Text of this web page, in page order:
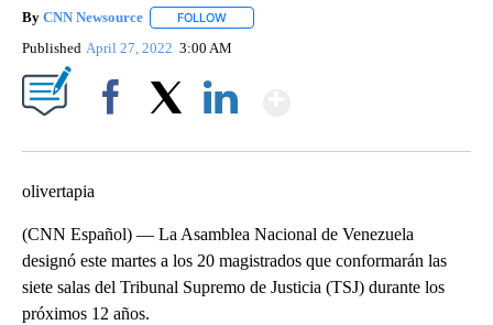
By CNN Newsource FOLLOW
Published April 27, 2022 3:00 AM
olivertapia
(CNN Español) — La Asamblea Nacional de Venezuela
designó este martes a los 20 magistrados que conformarán las
siete salas del Tribunal Supremo de Justicia (TSJ) durante los
próximos 12 años.